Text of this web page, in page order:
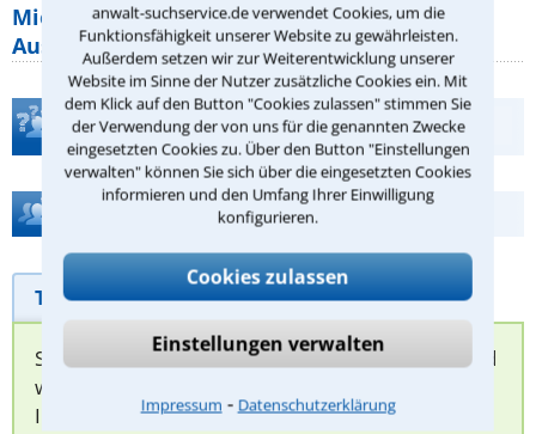
anwalt-suchservice.de verwendet Cookies, um die
Funktionsfähigkeit unserer Website zu gewährleisten.
Außerdem setzen wir zur Weiterentwicklung unserer
Website im Sinne der Nutzer zusätzliche Cookies ein. Mit
dem Klick auf den Button "Cookies zulassen" stimmen Sie
der Verwendung der von uns für die genannten Zwecke
eingesetzten Cookies zu. Über den Button "Einstellungen
verwalten" können Sie sich über die eingesetzten Cookies
informieren und den Umfang Ihrer Einwilligung
konfigurieren.
Cookies zulassen
Einstellungen verwalten
Impressum ⁃ Datenschutzerklärung
Mietpreisbremse 2026: Alle Regeln,
Ausnahmen und Rechte für Mieter
Teste Dein Rechtswissen
Hilfe bei Ihrer Anwaltsuche?
Telefonhilfe Beratungsanfrage
Sie können hier Ihren Fall schildern. Anschließend
werden sich spezialisierte Rechtsanwälte bei
Ihnen melden, um das weitere Vorgehen